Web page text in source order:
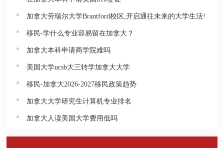
加拿大劳瑞尔大学Brantford校区,开启通往未来的大学生活!
移民-学什么专业容易留在加拿大？
加拿大本科申请商学院难吗
美国大学ucsb大三转学加拿大大学
移民-加拿大2026-2027移民政策趋势
加拿大大学研究生计算机专业排名
加拿大人读美国大学费用低吗